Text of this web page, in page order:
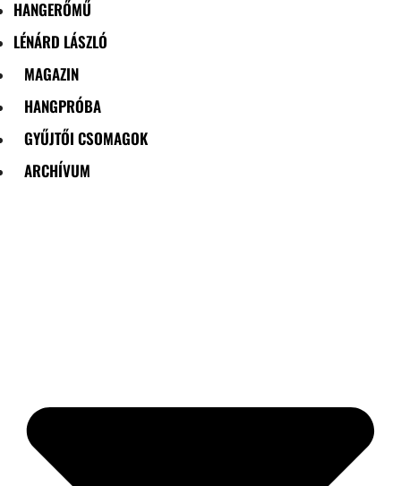
HANGERŐMŰ
LÉNÁRD LÁSZLÓ
MAGAZIN
HANGPRÓBA
GYŰJTŐI CSOMAGOK
ARCHÍVUM